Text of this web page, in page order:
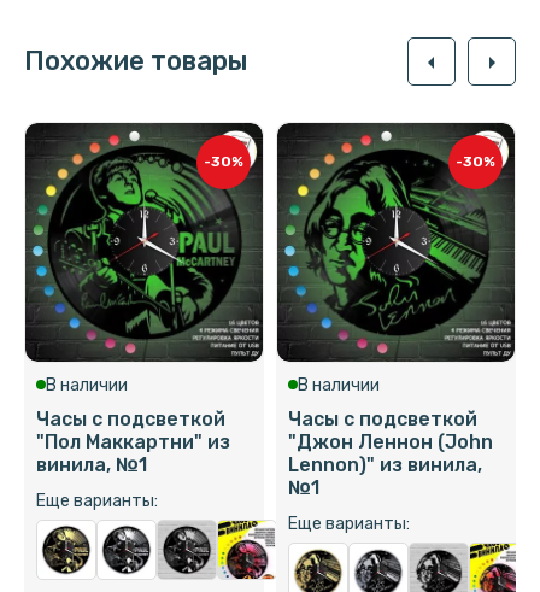
Похожие товары arrow_left arrow_right
-30%
В наличии
Часы с подсветкой
"Пол Маккартни" из
винила, №1
Еще варианты:
-30%
В наличии
Часы с подсветкой
"Джон Леннон (John
Lennon)" из винила,
№1
Еще варианты: